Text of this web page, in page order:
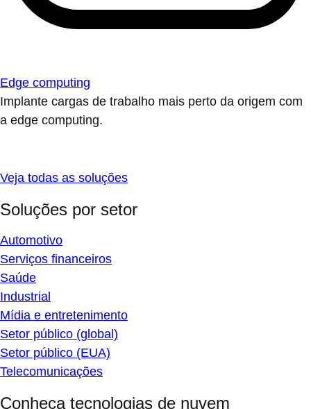
Edge computing
Implante cargas de trabalho mais perto da origem com
a edge computing.
Veja todas as soluções
Soluções por setor
Automotivo
Serviços financeiros
Saúde
Industrial
Mídia e entretenimento
Setor público (global)
Setor público (EUA)
Telecomunicações
Conheça tecnologias de nuvem